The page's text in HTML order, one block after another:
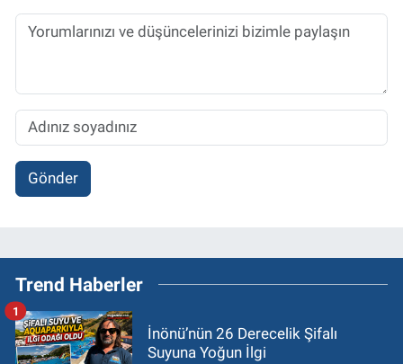
Gönder
Trend Haberler
İnönü’nün 26 Derecelik Şifalı
Suyuna Yoğun İlgi
1